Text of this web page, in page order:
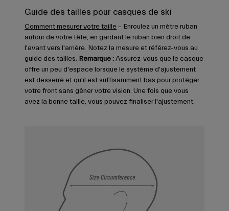
Guide des tailles pour casques de ski
Comment mesurer votre taille – Enroulez un mètre ruban
autour de votre tête, en gardant le ruban bien droit de
l'avant vers l'arrière. Notez la mesure et référez-vous au
guide des tailles. Remarque :Assurez-vous que le casque
offre un peu d'espace lorsque le système d'ajustement
est desserré et qu'il est suffisamment bas pour protéger
votre front sans gêner votre vision. Une fois que vous
avez la bonne taille, vous pouvez finaliser l'ajustement.